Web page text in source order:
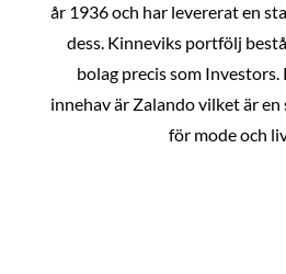
år 1936 och har levererat en
dess. Kinneviks portfölj
bolag precis som
innehav är Zalando vilket är
för mode och